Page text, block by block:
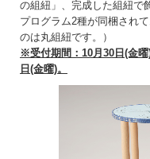
の組紐」、完成した組紐で
プログラム2種が同梱され
のは丸組紐です。）
※受付期間：10月30日(金
日(金曜)。